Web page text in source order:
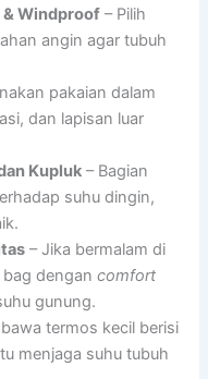
& Windproof – Pilih
angin agar tubuh
pakaian dalam
dan lapisan luar
Kupluk – Bagian
suhu dingin,
– Jika bermalam di
bag dengancomfort
gunung.
termos kecil berisi
menjaga suhu tubuh